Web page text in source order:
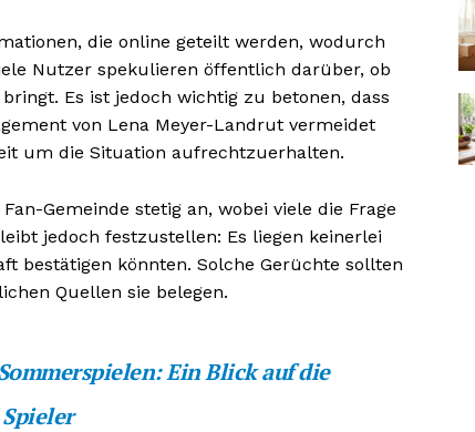
die online geteilt werden, wodurch
Nutzer spekulieren öffentlich darüber, ob
Es ist jedoch wichtig zu betonen, dass
von Lena Meyer-Landrut vermeidet
um die Situation aufrechtzuerhalten.
Gemeinde stetig an, wobei viele die Frage
jedoch festzustellen: Es liegen keinerlei
bestätigen könnten. Solche Gerüchte sollten
Quellen sie belegen.
Ein Blick auf die